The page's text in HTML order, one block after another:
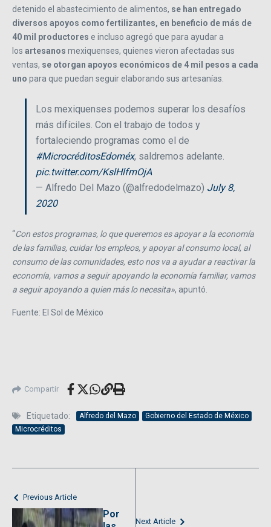
detenido el abastecimiento de alimentos, se han entregado
diversos apoyos como fertilizantes, en beneficio de más de
40 mil productores e incluso agregó que para ayudar a
los artesanos mexiquenses, quienes vieron afectadas sus
ventas, se otorgan apoyos económicos de 4 mil pesos a cada
uno para que puedan seguir elaborando sus artesanías.
Los mexiquenses podemos superar los desafíos
más difíciles. Con el trabajo de todos y
fortaleciendo programas como el de
#MicrocréditosEdoméx, saldremos adelante.
pic.twitter.com/KslHlfmOjA
— Alfredo Del Mazo (@alfredodelmazo) July 8,
2020
“Con estos programas, lo que queremos es apoyar a la economía
de las familias, cuidar los empleos, y apoyar al consumo local, al
consumo de las comunidades, esto nos va a ayudar a reactivar la
economía, vamos a seguir apoyando la economía familiar, vamos
a seguir apoyando a quien más lo necesita», apuntó.
Fuente: El Sol de México
Compartir
Etiquetado: Alfredo del Mazo
Gobierno del Estado de México
Microcréditos
Previous Article
Por
Next Article